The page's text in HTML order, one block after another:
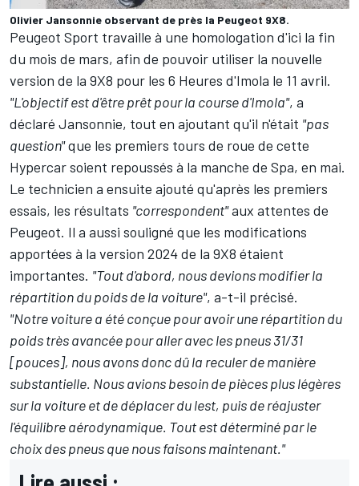
Olivier Jansonnie observant de près la Peugeot 9X8.
Peugeot Sport travaille à une homologation d'ici la fin
du mois de mars, afin de pouvoir utiliser la nouvelle
version de la 9X8 pour les 6 Heures d'Imola le 11 avril.
"L'objectif est d'être prêt pour la course d'Imola", a
déclaré Jansonnie, tout en ajoutant qu'il n'était "pas
question"que les premiers tours de roue de cette
Hypercar soient repoussés à la manche de Spa, en mai.
Le technicien a ensuite ajouté qu'après les premiers
essais, les résultats "correspondent"aux attentes de
Peugeot. Il a aussi souligné que les modifications
apportées à la version 2024 de la 9X8 étaient
importantes. "Tout d'abord, nous devions modifier la
répartition du poids de la voiture", a-t-il précisé.
"Notre voiture a été conçue pour avoir une répartition du
poids très avancée pour aller avec les pneus 31/31
[pouces], nous avons donc dû la reculer de manière
substantielle. Nous avions besoin de pièces plus légères
sur la voiture et de déplacer du lest, puis de réajuster
l'équilibre aérodynamique. Tout est déterminé par le
choix des pneus que nous faisons maintenant."